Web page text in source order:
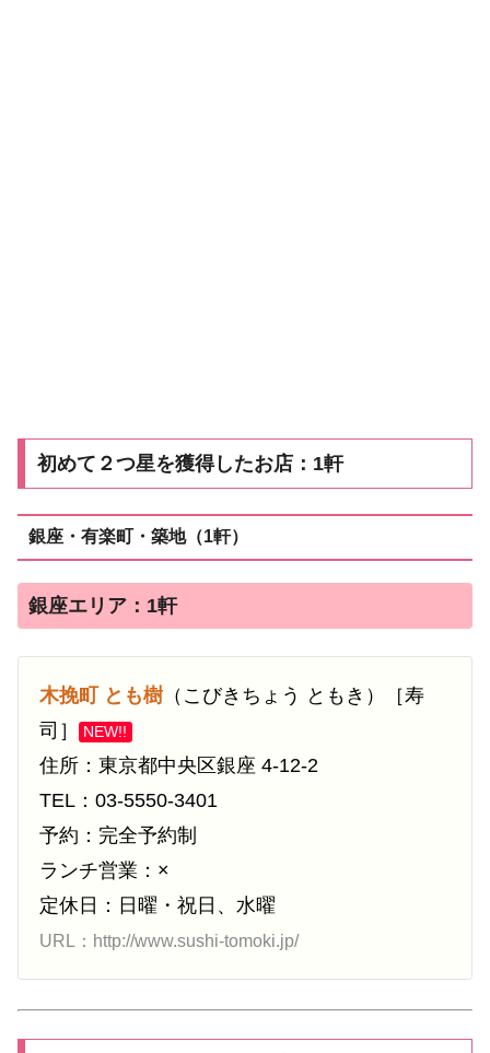
初めて２つ星を獲得したお店：1軒
銀座・有楽町・築地（1軒）
銀座エリア：1軒
木挽町 とも樹（こびきちょう ともき）［寿
司］
NEW!!
住所：東京都中央区銀座 4-12-2
TEL：03-5550-3401
予約：完全予約制
ランチ営業：×
定休日：日曜・祝日、水曜
URL：http://www.sushi-tomoki.jp/